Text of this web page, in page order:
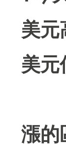
美元
美元
漲的